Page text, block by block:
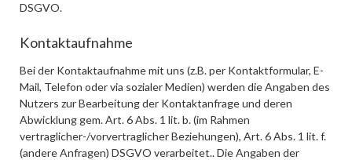
DSGVO.
Kontaktaufnahme
Bei der Kontaktaufnahme mit uns (z.B. per Kontaktformular, E-
Mail, Telefon oder via sozialer Medien) werden die Angaben des
Nutzers zur Bearbeitung der Kontaktanfrage und deren
Abwicklung gem. Art. 6 Abs. 1 lit. b. (im Rahmen
vertraglicher-/vorvertraglicher Beziehungen), Art. 6 Abs. 1 lit. f.
(andere Anfragen) DSGVO verarbeitet.. Die Angaben der